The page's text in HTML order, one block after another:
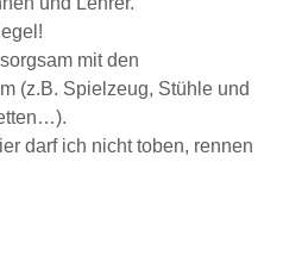
mit den
(z.B. Spielzeug, Stühle und
darf ich nicht toben, rennen